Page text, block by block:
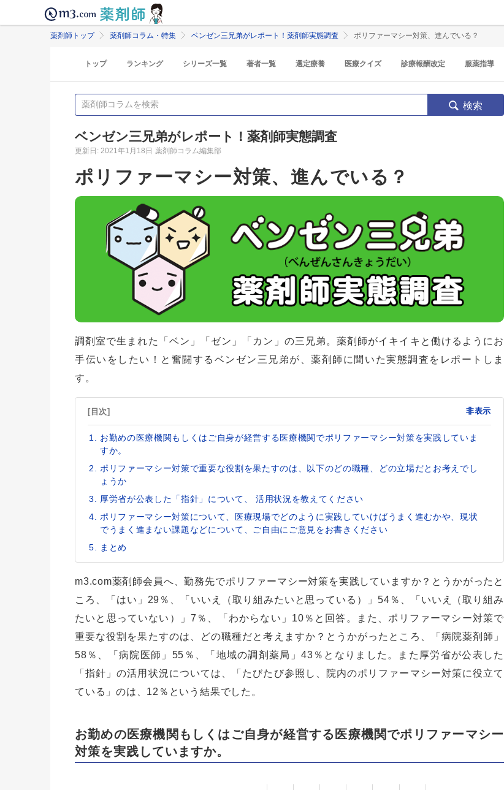
薬剤師トップ 薬剤師コラム・特集 ベンゼン三兄弟がレポート！薬剤師実態調査 ポリファーマシー対策、進んでいる？
トップ ランキング シリーズ一覧 著者一覧 選定療養 医療クイズ 診療報酬改定 服薬指導
検索
ベンゼン三兄弟がレポート！薬剤師実態調査
更新日: 2021年1月18日 薬剤師コラム編集部
ポリファーマシー対策、進んでいる？
調剤室で生まれた「ベン」「ゼン」「カン」の三兄弟。薬剤師がイキイキと働けるようにお
手伝いをしたい！と奮闘するベンゼン三兄弟が、薬剤師に聞いた実態調査をレポートしま
す。
[目次] 非表示
お勤めの医療機関もしくはご自身が経営する医療機関でポリファーマシー対策を実践していま
すか。
ポリファーマシー対策で重要な役割を果たすのは、以下のどの職種、どの立場だとお考えでし
ょうか
厚労省が公表した「指針」について、 活用状況を教えてください
ポリファーマシー対策について、医療現場でどのように実践していけばうまく進むかや、現状
でうまく進まない課題などについて、ご自由にご意見をお書きください
まとめ
m3.com薬剤師会員へ、勤務先でポリファーマシー対策を実践していますか？とうかがったと
ころ、「はい」29％、「いいえ（取り組みたいと思っている）」54％、「いいえ（取り組み
たいと思っていない）」7％、「わからない」10％と回答。また、ポリファーマシー対策で
重要な役割を果たすのは、どの職種だと考えますか？とうかがったところ、「病院薬剤師」
58％、「病院医師」55％、「地域の調剤薬局」43％となりました。また厚労省が公表した
「指針」の活用状況については、「たびたび参照し、院内のポリファーマシー対策に役立て
ている」のは、12％という結果でした。
お勤めの医療機関もしくはご自身が経営する医療機関でポリファーマシー
対策を実践していますか。